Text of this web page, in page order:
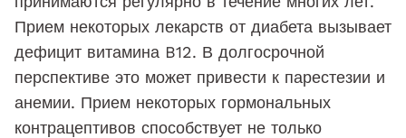
Прием некоторых лекарств от диабета вызывает
дефицит витамина B12. В долгосрочной
перспективе это может привести к парестезии и
анемии. Прием некоторых гормональных
контрацептивов способствует не только